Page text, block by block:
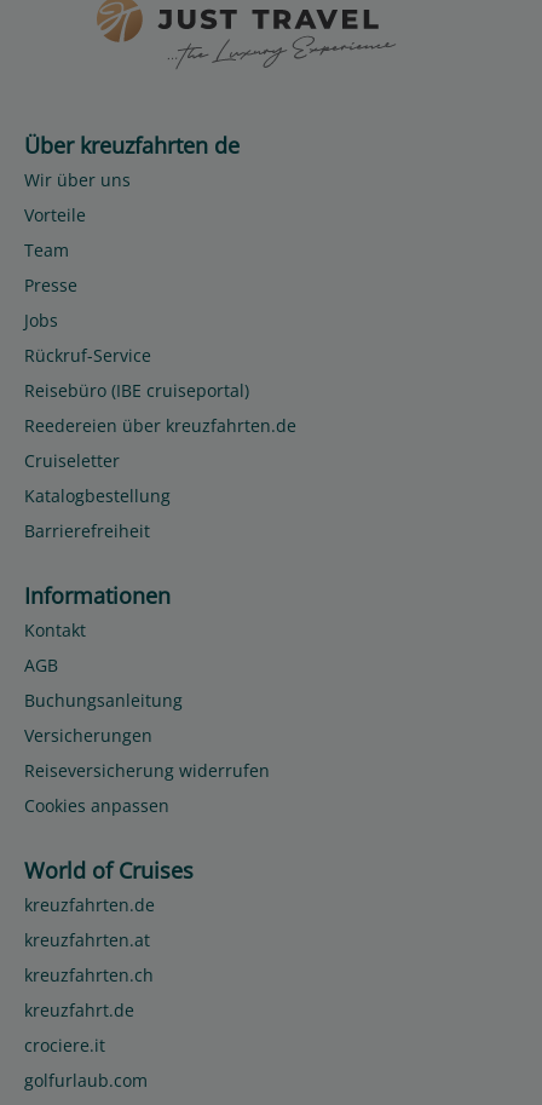
Über kreuzfahrten de
Wir über uns
Vorteile
Team
Presse
Jobs
Rückruf-Service
Reisebüro (IBE cruiseportal)
Reedereien über kreuzfahrten.de
Cruiseletter
Katalogbestellung
Barrierefreiheit
Informationen
Kontakt
AGB
Buchungsanleitung
Versicherungen
Reiseversicherung widerrufen
Cookies anpassen
World of Cruises
kreuzfahrten.de
kreuzfahrten.at
kreuzfahrten.ch
kreuzfahrt.de
crociere.it
golfurlaub.com